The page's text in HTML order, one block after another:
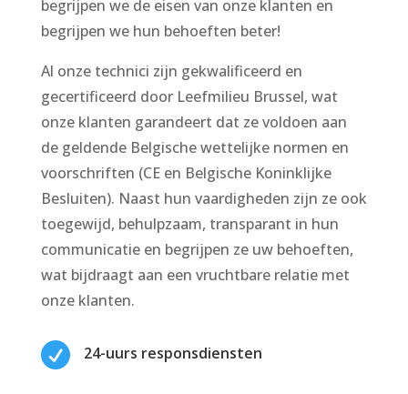
begrijpen we de eisen van onze klanten en
begrijpen we hun behoeften beter!
Al onze technici zijn gekwalificeerd en
gecertificeerd door Leefmilieu Brussel, wat
onze klanten garandeert dat ze voldoen aan
de geldende Belgische wettelijke normen en
voorschriften (CE en Belgische Koninklijke
Besluiten). Naast hun vaardigheden zijn ze ook
toegewijd, behulpzaam, transparant in hun
communicatie en begrijpen ze uw behoeften,
wat bijdraagt aan een vruchtbare relatie met
onze klanten.
 24-uurs responsdiensten